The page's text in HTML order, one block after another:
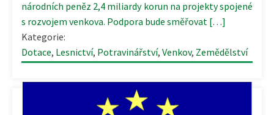
národních peněz 2,4 miliardy korun na projekty spojené
s rozvojem venkova. Podpora bude směřovat […]
Kategorie:
Dotace, Lesnictví, Potravinářství, Venkov, Zemědělství